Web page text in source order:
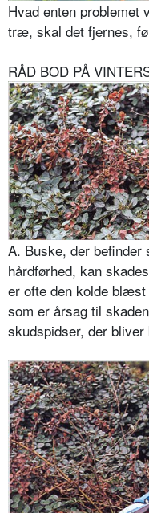
Hvad enten problemet
træ, skal det fjernes,
RÅD BOD PÅ
A. Buske, der
hårdførhed, kan
er ofte den kolde blæst
som er årsag til
skudspidser, der